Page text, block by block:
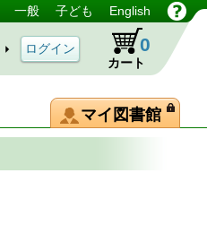
一般 子ども English
カート
0
マイ図書館